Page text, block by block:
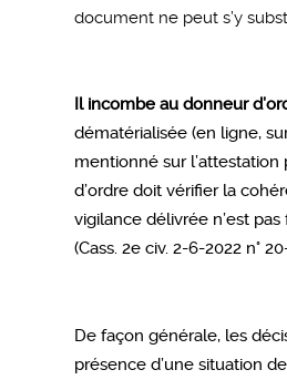
document ne peut s’y
Il incombe au donneur
dématérialisée (en ligne,
mentionné sur
d’ordre doit vérifier la
vigilance délivrée n’est
(Cass. 2e civ. 2-6-2022 n°
De façon générale, les
présence d’une situation